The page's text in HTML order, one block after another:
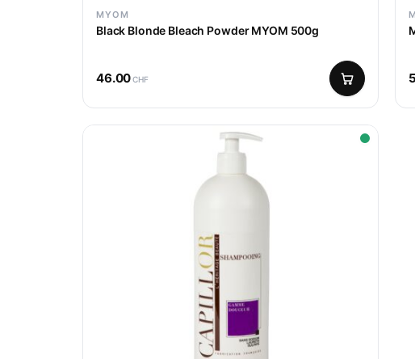
MYOM
Black Blonde Bleach Powder MYOM 500g
46.00CHF